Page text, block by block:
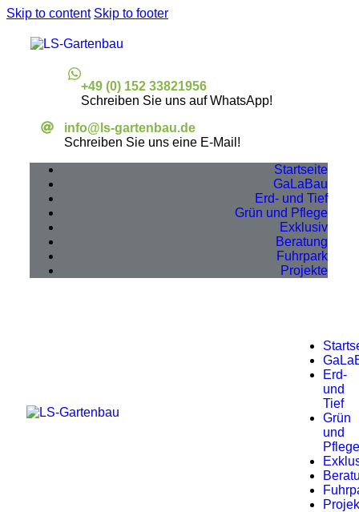
Skip to content Skip to footer
+49 (0) 152 33821956
Schreiben Sie uns auf WhatsApp!
info@ls-gartenbau.de
Schreiben Sie uns eine E-Mail!
Startseite
GaLaBau
Erd- und Tief
Grün und Pflege
Exklusiv
Beratung
Fuhrpark
Projekte
Erd-
und
Tief
Grün
und
Pflege